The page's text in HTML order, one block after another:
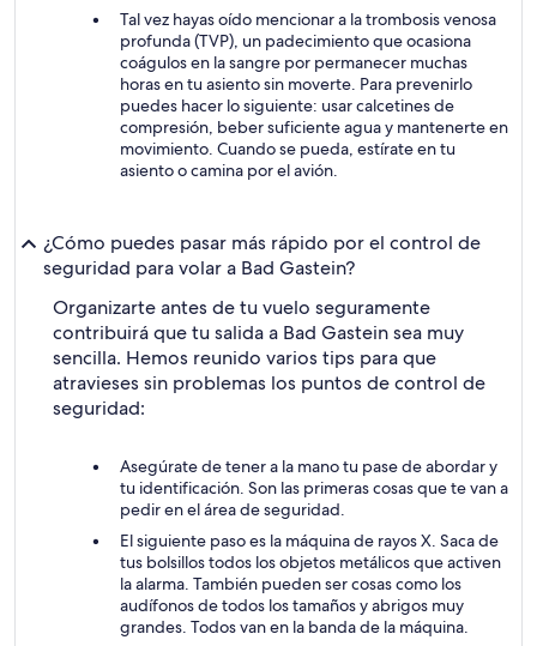
Tal vez hayas oído mencionar a la trombosis venosa
profunda (TVP), un padecimiento que ocasiona
coágulos en la sangre por permanecer muchas
horas en tu asiento sin moverte. Para prevenirlo
puedes hacer lo siguiente: usar calcetines de
compresión, beber suficiente agua y mantenerte en
movimiento. Cuando se pueda, estírate en tu
asiento o camina por el avión.
¿Cómo puedes pasar más rápido por el control de
seguridad para volar a Bad Gastein?
Organizarte antes de tu vuelo seguramente
contribuirá que tu salida a Bad Gastein sea muy
sencilla. Hemos reunido varios tips para que
atravieses sin problemas los puntos de control de
seguridad:
Asegúrate de tener a la mano tu pase de abordar y
tu identificación. Son las primeras cosas que te van a
pedir en el área de seguridad.
El siguiente paso es la máquina de rayos X. Saca de
tus bolsillos todos los objetos metálicos que activen
la alarma. También pueden ser cosas como los
audífonos de todos los tamaños y abrigos muy
grandes. Todos van en la banda de la máquina.